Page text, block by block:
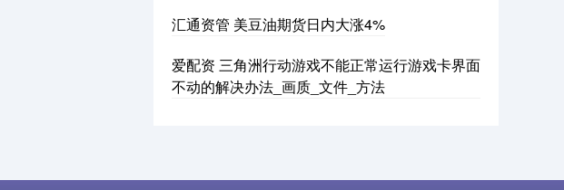
汇通资管 美豆油期货日内大涨4%
爱配资 三角洲行动游戏不能正常运行游戏卡界面
不动的解决办法_画质_文件_方法